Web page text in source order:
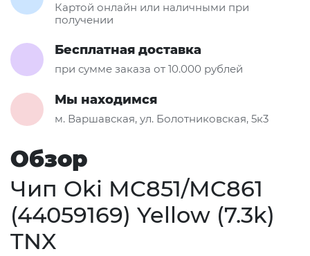
Картой онлайн или наличными при
получении
Бесплатная доставка
при сумме заказа от 10.000 рублей
Мы находимся
м. Варшавская, ул. Болотниковская, 5к3
Обзор
Чип Oki MC851/MC861
(44059169) Yellow (7.3k)
TNX